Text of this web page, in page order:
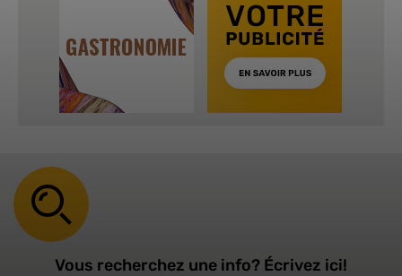
Vous recherchez une info? Écrivez ici!